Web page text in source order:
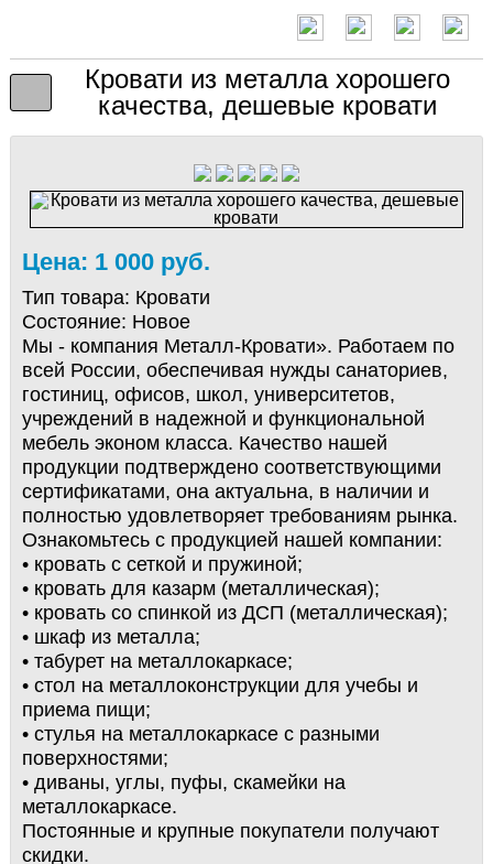
Кровати из металла хорошего
качества, дешевые кровати
Цена: 1 000 руб.
Тип товара: Кровати
Состояние: Новое
Мы - компания Металл-Кровати». Работаем по
всей России, обеспечивая нужды санаториев,
гостиниц, офисов, школ, университетов,
учреждений в надежной и функциональной
мебель эконом класса. Качество нашей
продукции подтверждено соответствующими
сертификатами, она актуальна, в наличии и
полностью удовлетворяет требованиям рынка.
Ознакомьтесь с продукцией нашей компании:
• кровать с сеткой и пружиной;
• кровать для казарм (металлическая);
• кровать со спинкой из ДСП (металлическая);
• шкаф из металла;
• табурет на металлокаркасе;
• стол на металлоконструкции для учебы и
приема пищи;
• стулья на металлокаркасе с разными
поверхностями;
• диваны, углы, пуфы, скамейки на
металлокаркасе.
Постоянные и крупные покупатели получают
скидки.